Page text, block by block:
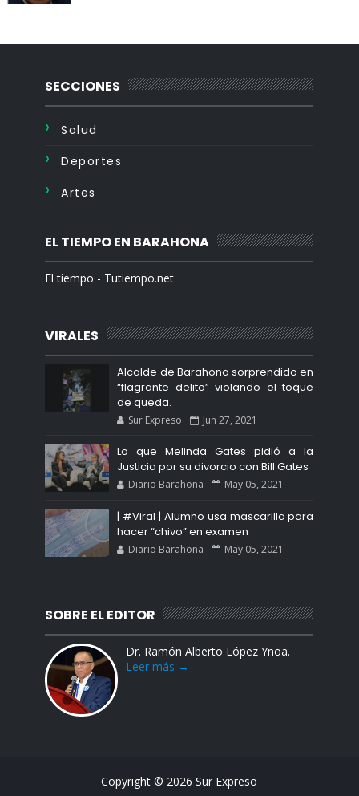
SECCIONES
Salud
Deportes
Artes
EL TIEMPO EN BARAHONA
El tiempo - Tutiempo.net
VIRALES
Alcalde de Barahona sorprendido en
“flagrante delito” violando el toque
de queda.
Sur Expreso Jun 27, 2021
Lo que Melinda Gates pidió a la
Justicia por su divorcio con Bill Gates
Diario Barahona May 05, 2021
| #Viral | Alumno usa mascarilla para
hacer “chivo” en examen
Diario Barahona May 05, 2021
SOBRE EL EDITOR
Dr. Ramón Alberto López Ynoa.
Leer más →
Copyright © 2026Sur Expreso